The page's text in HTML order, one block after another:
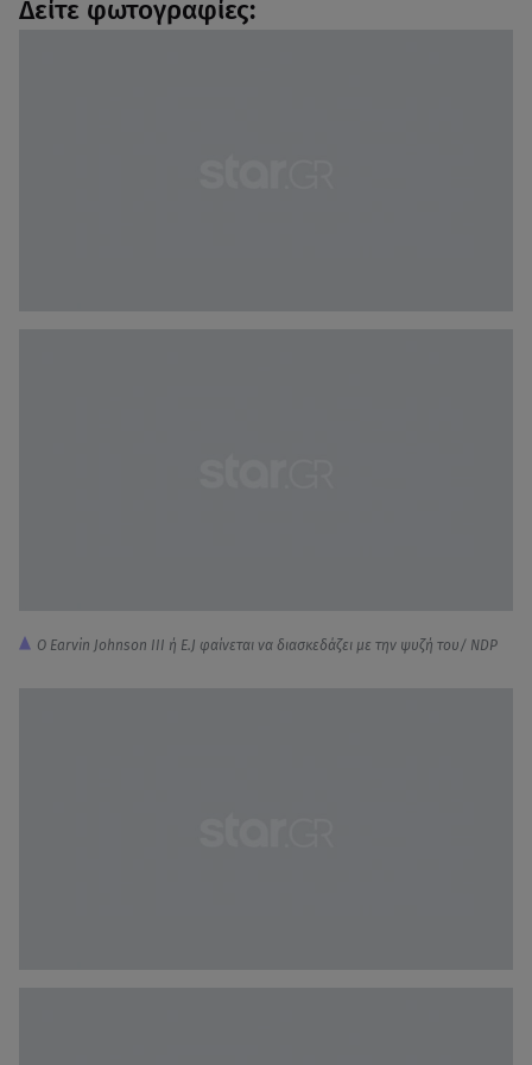
Δείτε φωτογραφίες:
Ο Earvin Johnson III ή Ε.J φαίνεται να διασκεδάζει με την ψυζή του/ NDP